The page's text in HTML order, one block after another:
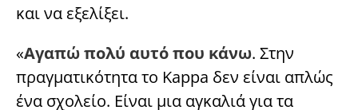
και να εξελίξει.
«Αγαπώ πολύ αυτό που κάνω. Στην
πραγματικότητα το Kappa δεν είναι απλώς
ένα σχολείο. Είναι μια αγκαλιά για τα